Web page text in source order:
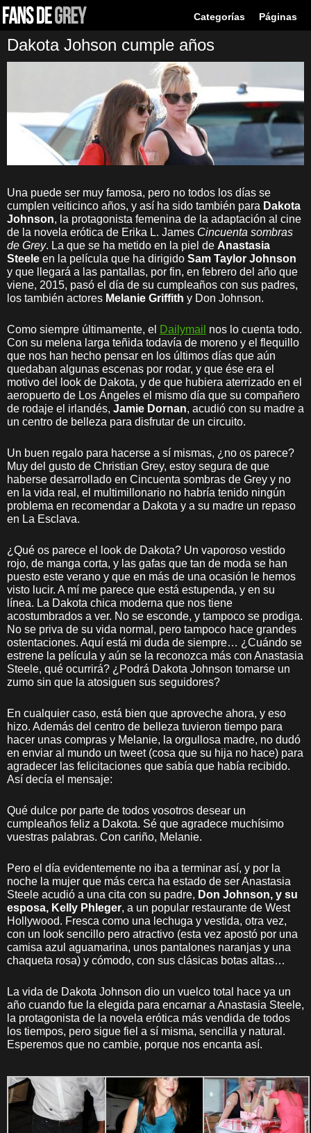
Categorías Páginas
Dakota Johson cumple años
Una puede ser muy famosa, pero no todos los días se
cumplen veiticinco años, y así ha sido también para Dakota
Johnson, la protagonista femenina de la adaptación al cine
de la novela erótica de Erika L. James Cincuenta sombras
de Grey. La que se ha metido en la piel de Anastasia
Steele en la película que ha dirigido Sam Taylor Johnson
y que llegará a las pantallas, por fin, en febrero del año que
viene, 2015, pasó el día de su cumpleaños con sus padres,
los también actores Melanie Griffith y Don Johnson.
Como siempre últimamente, el Dailymail nos lo cuenta todo.
Con su melena larga teñida todavía de moreno y el flequillo
que nos han hecho pensar en los últimos días que aún
quedaban algunas escenas por rodar, y que ése era el
motivo del look de Dakota, y de que hubiera aterrizado en el
aeropuerto de Los Ángeles el mismo día que su compañero
de rodaje el irlandés, Jamie Dornan, acudió con su madre a
un centro de belleza para disfrutar de un circuito.
Un buen regalo para hacerse a sí mismas, ¿no os parece?
Muy del gusto de Christian Grey, estoy segura de que
haberse desarrollado en Cincuenta sombras de Grey y no
en la vida real, el multimillonario no habría tenido ningún
problema en recomendar a Dakota y a su madre un repaso
en La Esclava.
¿Qué os parece el look de Dakota? Un vaporoso vestido
rojo, de manga corta, y las gafas que tan de moda se han
puesto este verano y que en más de una ocasión le hemos
visto lucir. A mí me parece que está estupenda, y en su
línea. La Dakota chica moderna que nos tiene
acostumbrados a ver. No se esconde, y tampoco se prodiga.
No se priva de su vida normal, pero tampoco hace grandes
ostentaciones. Aquí está mi duda de siempre… ¿Cuándo se
estrene la película y aún se la reconozca más con Anastasia
Steele, qué ocurrirá? ¿Podrá Dakota Johnson tomarse un
zumo sin que la atosiguen sus seguidores?
En cualquier caso, está bien que aproveche ahora, y eso
hizo. Además del centro de belleza tuvieron tiempo para
hacer unas compras y Melanie, la orgullosa madre, no dudó
en enviar al mundo un tweet (cosa que su hija no hace) para
agradecer las felicitaciones que sabía que había recibido.
Así decía el mensaje:
Qué dulce por parte de todos vosotros desear un
cumpleaños feliz a Dakota. Sé que agradece muchísimo
vuestras palabras. Con cariño, Melanie.
Pero el día evidentemente no iba a terminar así, y por la
noche la mujer que más cerca ha estado de ser Anastasia
Steele acudió a una cita con su padre, Don Johnson, y su
esposa, Kelly Phleger, a un popular restaurante de West
Hollywood. Fresca como una lechuga y vestida, otra vez,
con un look sencillo pero atractivo (esta vez apostó por una
camisa azul aguamarina, unos pantalones naranjas y una
chaqueta rosa) y cómodo, con sus clásicas botas altas…
La vida de Dakota Johnson dio un vuelco total hace ya un
año cuando fue la elegida para encarnar a Anastasia Steele,
la protagonista de la novela erótica más vendida de todos
los tiempos, pero sigue fiel a sí misma, sencilla y natural.
Esperemos que no cambie, porque nos encanta así.